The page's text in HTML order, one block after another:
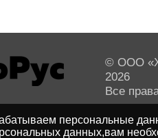
© ООО
2026
Все
персональные
данных,вам